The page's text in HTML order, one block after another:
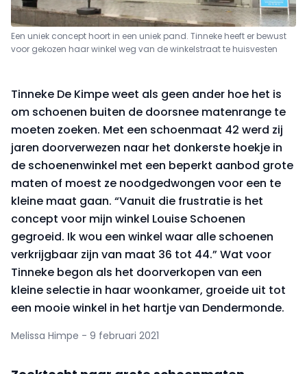
Een uniek concept hoort in een uniek pand. Tinneke heeft er bewust
voor gekozen haar winkel weg van de winkelstraat te huisvesten
Tinneke De Kimpe weet als geen ander hoe het is
om schoenen buiten de doorsnee matenrange te
moeten zoeken. Met een schoenmaat 42 werd zij
jaren doorverwezen naar het donkerste hoekje in
de schoenenwinkel met een beperkt aanbod grote
maten of moest ze noodgedwongen voor een te
kleine maat gaan. “Vanuit die frustratie is het
concept voor mijn winkel Louise Schoenen
gegroeid. Ik wou een winkel waar alle schoenen
verkrijgbaar zijn van maat 36 tot 44.” Wat voor
Tinneke begon als het doorverkopen van een
kleine selectie in haar woonkamer, groeide uit tot
een mooie winkel in het hartje van Dendermonde.
Melissa Himpe - 9 februari 2021